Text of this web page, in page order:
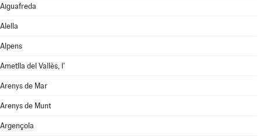
Aiguafreda
Alella
Alpens
Ametlla del Vallès, l'
Arenys de Mar
Arenys de Munt
Argençola